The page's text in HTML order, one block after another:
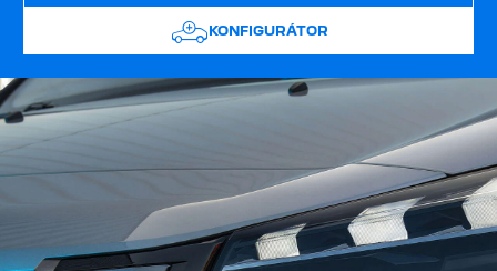
KONFIGURÁTOR